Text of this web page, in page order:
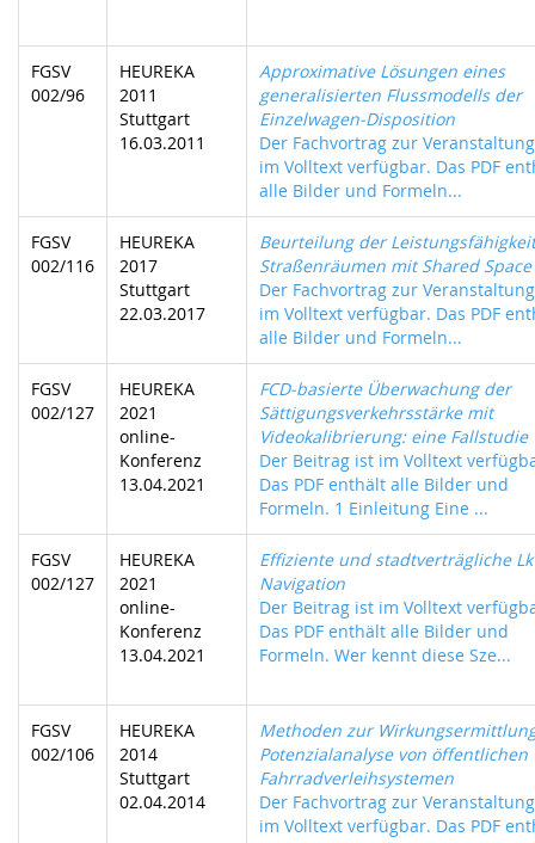
FGSV
002/96
HEUREKA
2011
Stuttgart
16.03.2011
Approximative Lösungen eines
generalisierten Flussmodells der
Einzelwagen-Disposition
Der Fachvortrag zur
im Volltext verfügbar. Das PDF
alle Bilder und Formeln...
FGSV
002/116
HEUREKA
2017
Stuttgart
22.03.2017
Beurteilung der
Straßenräumen mit Shared Space
Der Fachvortrag zur
im Volltext verfügbar. Das PDF
alle Bilder und Formeln...
FGSV
002/127
HEUREKA
2021
online-
Konferenz
13.04.2021
FCD-basierte Überwachung der
Sättigungsverkehrsstärke mit
Videokalibrierung: eine Fallstudie
Der Beitrag ist im Volltext
Das PDF enthält alle Bilder und
Formeln. 1 Einleitung Eine ...
FGSV
002/127
HEUREKA
2021
online-
Konferenz
13.04.2021
Effiziente und stadtverträgliche
Navigation
Der Beitrag ist im Volltext
Das PDF enthält alle Bilder und
Formeln. Wer kennt diese Sze...
FGSV
002/106
HEUREKA
2014
Stuttgart
02.04.2014
Methoden zur
Potenzialanalyse von öffentlichen
Fahrradverleihsystemen
Der Fachvortrag zur
im Volltext verfügbar. Das PDF